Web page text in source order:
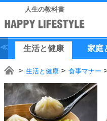
人生の教科書
生活と健康 家庭
生活と健康 食事マナー